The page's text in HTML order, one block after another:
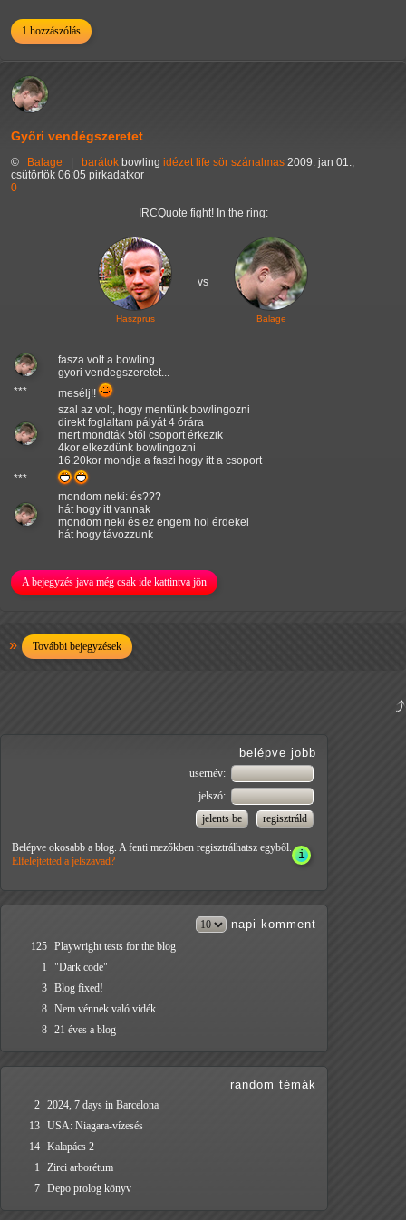
1 hozzászólás
Győri vendégszeretet
© Balage barátok bowling idézet life sör szánalmas 2009. jan 01.,
csütörtök 06:05 pirkadatkor
0
IRCQuote fight! In the ring:
Haszprus
vs
Balage
fasza volt a bowling
gyori vendegszeretet...
***
mesélj!!
szal az volt, hogy mentünk bowlingozni
direkt foglaltam pályát 4 órára
mert mondták 5től csoport érkezik
4kor elkezdünk bowlingozni
16.20kor mondja a faszi hogy itt a csoport
***
mondom neki: és???
hát hogy itt vannak
mondom neki és ez engem hol érdekel
hát hogy távozzunk
A bejegyzés java még csak ide kattintva jön
További bejegyzések
belépve jobb
usernév:
jelszó:
Belépve okosabb a blog. A fenti mezőkben regisztrálhatsz egyből.
Elfelejtetted a jelszavad?
napi komment
125 Playwright tests for the blog
1
"Dark code"
3 Blog fixed!
8 Nem vénnek való vidék
8 21 éves a blog
random témák
2 2024, 7 days in Barcelona
13 USA: Niagara-vízesés
14 Kalapács 2
1
Zirci arborétum
7 Depo prolog könyv